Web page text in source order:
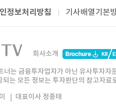
정보처리방침 기사배열기본
이트
그룹 한국경제신문 한국경제
한국경제TV앱
회사소개
너는 금융투자업자가 아닌 유사투자
되는 모든 정보는 투자판단의 참고자
대표이사 정종태